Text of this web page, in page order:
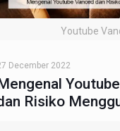
Youtube
December 2022
Risiko